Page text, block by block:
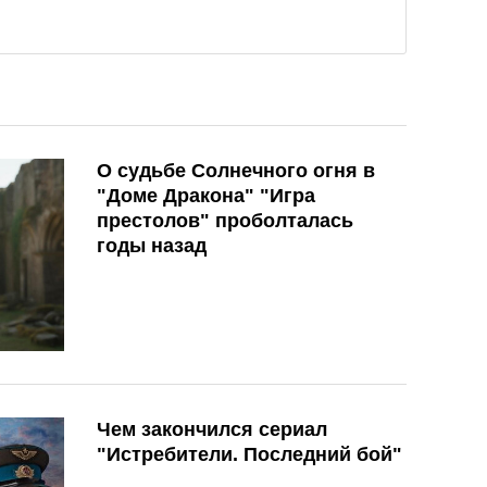
О судьбе Солнечного огня в
"Доме Дракона" "Игра
престолов" проболталась
годы назад
Чем закончился сериал
"Истребители. Последний бой"